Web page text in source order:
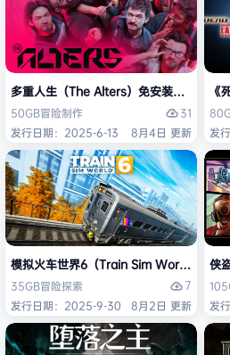
多重人生（The Alters）免安装中文版
50GB冒险制作
31
发行日期：2025-6-13
8月4日 更新
《
发
模拟火车世界6（Train Sim World 6）免
35GB冒险探索
7
发行日期：2025-9-30
8月2日 更新
侠
发